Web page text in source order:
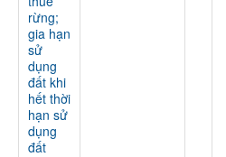
rừng;
gia hạn
sử
dụng
đất khi
hết thời
hạn sử
dụng
đất